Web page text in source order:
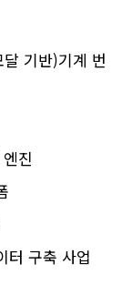
기반)기계 번
진
터 구축 사업